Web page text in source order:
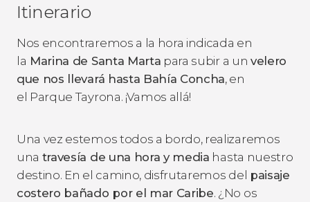
Itinerario
Nos encontraremos a la hora indicada en
la Marina de Santa Marta para subir a un velero
que nos llevará hasta Bahía Concha, en
el Parque Tayrona. ¡Vamos allá!
Una vez estemos todos a bordo, realizaremos
una travesía de una hora y media hasta nuestro
destino. En el camino, disfrutaremos del paisaje
costero bañado por el mar Caribe. ¿No os